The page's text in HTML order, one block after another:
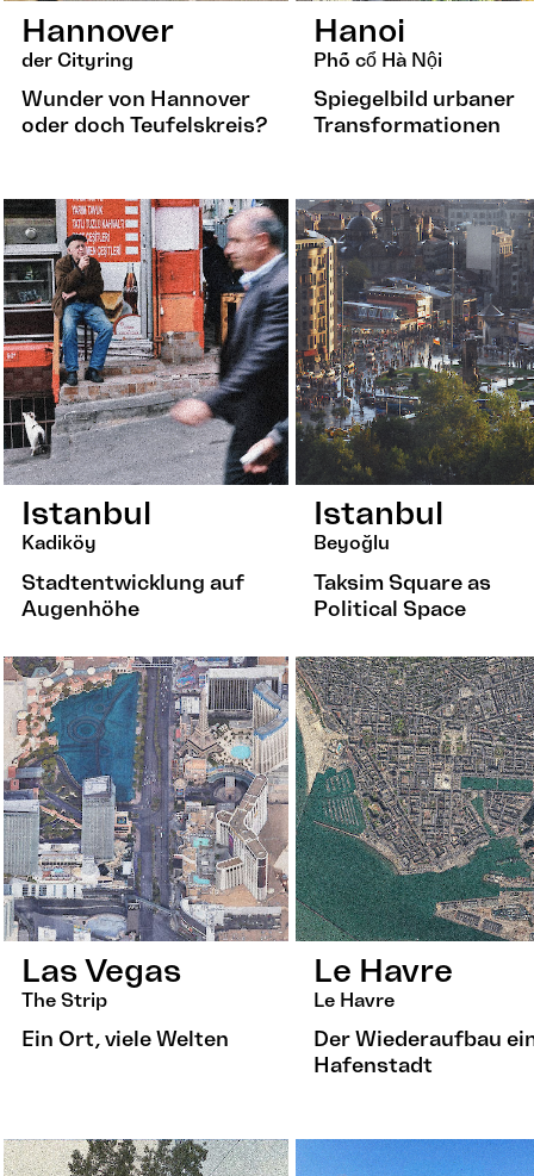
Hannover
der Cityring
Wunder von Hannover
oder doch Teufelskreis?
Hanoi
Phố cổ Hà Nội
Spiegelbild urbaner
Transformationen
Istanbul
Kadiköy
Stadtentwicklung auf
Augenhöhe
Istanbul
Beyoğlu
Taksim Square as
Political Space
Las Vegas
The Strip
Ein Ort, viele Welten
Le Havre
Le Havre
Der Wiederaufbau
Hafenstadt